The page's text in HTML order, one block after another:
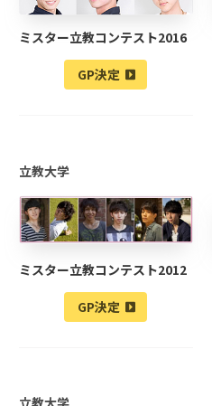
ミスター立教コンテスト2016
GP決定
立教大学
ミスター立教コンテスト2012
GP決定